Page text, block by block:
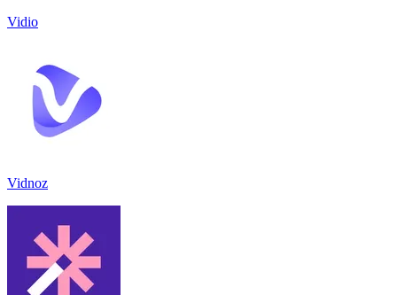
Vidio
Vidnoz